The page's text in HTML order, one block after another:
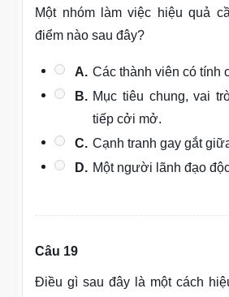
Một nhóm làm việc hiệu quả
điểm nào sau đây?
A. Các thành viên có tính
B. Mục tiêu chung, vai
tiếp cởi mở.
C. Cạnh tranh gay gắt
D. Một người lãnh đạo
Câu 19
Điều gì sau đây là một cách